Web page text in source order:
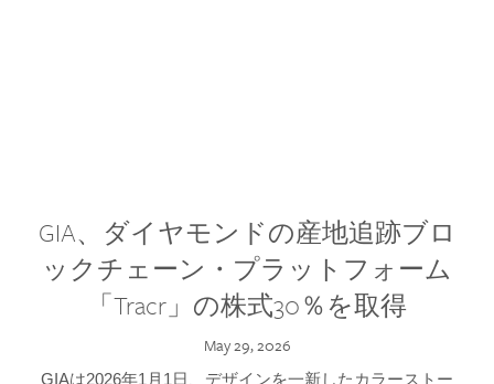
GIA、ダイヤモンドの産地追跡ブロ
ックチェーン・プラットフォーム
「Tracr」の株式30％を取得
May 29, 2026
GIAは2026年1月1日、デザインを一新したカラーストー